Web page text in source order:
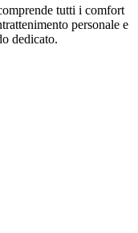
tutti i comfort
personale e
dedicato.